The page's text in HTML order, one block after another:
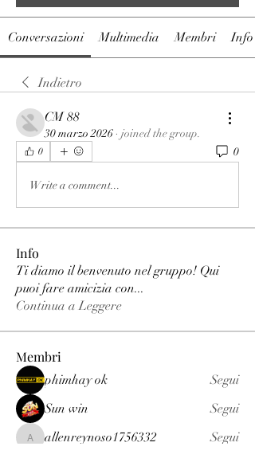
Conversazioni Multimedia Membri Info
Indietro
CM 88
30 marzo 2026 · joined the group.
0 0
Write a comment...
Info
Ti diamo il benvenuto nel gruppo! Qui
puoi fare amicizia con...
Continua a Leggere
Membri
phimhay ok
Segui
Sun win
Segui
allenreynoso1756332
allenreynoso1756332
Segui